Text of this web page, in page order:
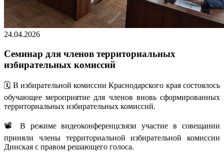
24.04.2026
Семинар для членов территориальных
избирательных комиссий
🗓 В избирательной комиссии Краснодарского края состоялось
обучающее мероприятие для членов вновь сформированных
территориальных избирательных комиссий.
📽 В режиме видеоконференцсвязи участие в совещании
приняли члены территориальной избирательной комиссии
Динская с правом решающего голоса.